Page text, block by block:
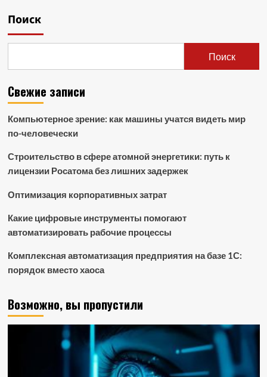
Поиск
Поиск
Свежие записи
Компьютерное зрение: как машины учатся видеть мир
по-человечески
Строительство в сфере атомной энергетики: путь к
лицензии Росатома без лишних задержек
Оптимизация корпоративных затрат
Какие цифровые инструменты помогают
автоматизировать рабочие процессы
Комплексная автоматизация предприятия на базе 1С:
порядок вместо хаоса
Возможно, вы пропустили